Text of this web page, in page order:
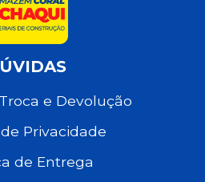
e Devolução
Privacidade
de Entrega